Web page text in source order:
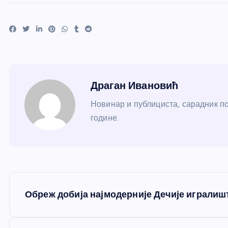
Драган Ивановић
Новинар и публициста, сарадник
године.
Обреж добија најмодерније Дечије